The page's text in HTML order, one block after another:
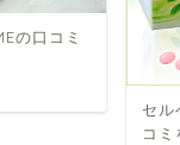
の口コミ
セル
コ